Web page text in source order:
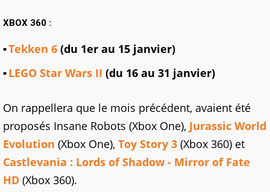
XBOX 360 :
Tekken 6 (du 1er au 15 janvier)
LEGO Star Wars II (du 16 au 31 janvier)
On rappellera que le mois précédent, avaient été
proposés Insane Robots (Xbox One), Jurassic World
Evolution (Xbox One), Toy Story 3 (Xbox 360) et
Castlevania : Lords of Shadow - Mirror of Fate
HD (Xbox 360).